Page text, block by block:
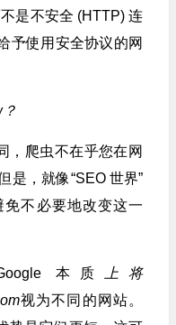
是不安全 (HTTP) 连
予使用安全协议的网
，爬虫不在乎您在网
是，就像“SEO 世界”
不必要地改变这一
本质
上将
视为不同的网站。